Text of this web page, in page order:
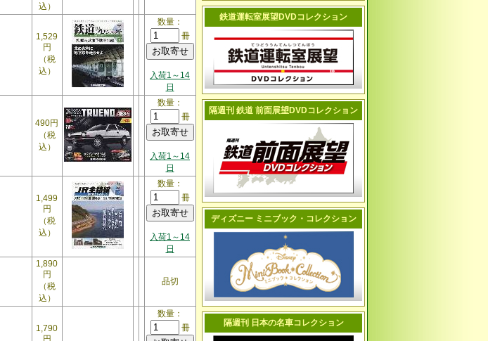
込）
1,529
円
（税
込）
数量：
冊
入荷1～14
日
490円
（税
込）
数量：
冊
入荷1～14
日
1,499
円
（税
込）
数量：
冊
入荷1～14
日
1,890
円
（税
込）
品切
1,790
円
数量：
冊
鉄道運転室展望DVDコレクション
隔週刊 鉄道 前面展望DVDコレクション
ディズニー ミニブック・コレクション
隔週刊 日本の名車コレクション